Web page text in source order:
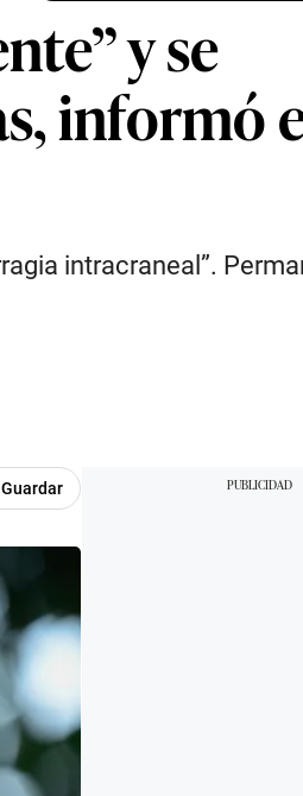
y se
informó
intracraneal”.
Guardar